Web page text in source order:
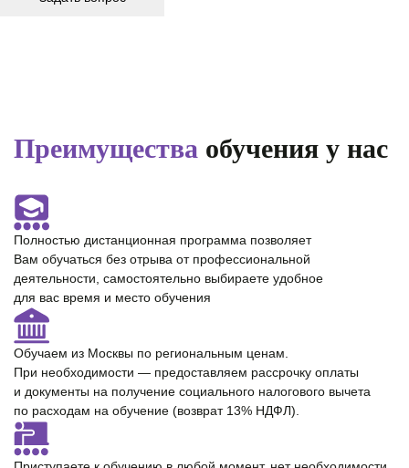
Преимущества обучения у нас
Полностью дистанционная программа позволяет
Вам обучаться без отрыва от профессиональной
деятельности, самостоятельно выбираете удобное
для вас время и место обучения
Обучаем из Москвы по региональным ценам.
При необходимости — предоставляем рассрочку оплаты
и документы на получение cоциального налогового вычета
по расходам на обучение (возврат 13% НДФЛ).